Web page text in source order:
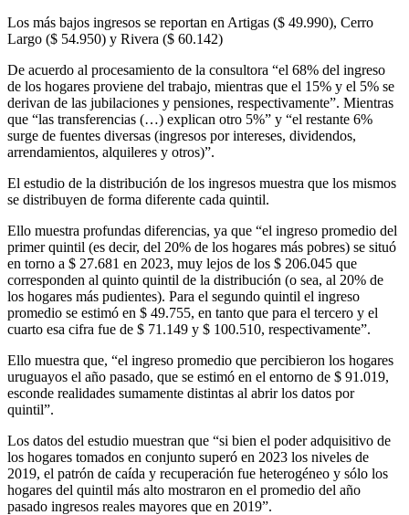
Los más bajos ingresos se reportan en Artigas ($ 49.990), Cerro
Largo ($ 54.950) y Rivera ($ 60.142)
De acuerdo al procesamiento de la consultora “el 68% del ingreso
de los hogares proviene del trabajo, mientras que el 15% y el 5% se
derivan de las jubilaciones y pensiones, respectivamente”. Mientras
que “las transferencias (…) explican otro 5%” y “el restante 6%
surge de fuentes diversas (ingresos por intereses, dividendos,
arrendamientos, alquileres y otros)”.
El estudio de la distribución de los ingresos muestra que los mismos
se distribuyen de forma diferente cada quintil.
Ello muestra profundas diferencias, ya que “el ingreso promedio del
primer quintil (es decir, del 20% de los hogares más pobres) se situó
en torno a $ 27.681 en 2023, muy lejos de los $ 206.045 que
corresponden al quinto quintil de la distribución (o sea, al 20% de
los hogares más pudientes). Para el segundo quintil el ingreso
promedio se estimó en $ 49.755, en tanto que para el tercero y el
cuarto esa cifra fue de $ 71.149 y $ 100.510, respectivamente”.
Ello muestra que, “el ingreso promedio que percibieron los hogares
uruguayos el año pasado, que se estimó en el entorno de $ 91.019,
esconde realidades sumamente distintas al abrir los datos por
quintil”.
Los datos del estudio muestran que “si bien el poder adquisitivo de
los hogares tomados en conjunto superó en 2023 los niveles de
2019, el patrón de caída y recuperación fue heterogéneo y sólo los
hogares del quintil más alto mostraron en el promedio del año
pasado ingresos reales mayores que en 2019”.